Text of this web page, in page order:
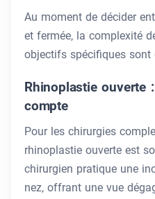
Au moment de décider
et fermée, la complexité
objectifs spécifiques sont
Rhinoplastie ouverte
compte
Pour les chirurgies
rhinoplastie ouverte est
chirurgien pratique une
nez, offrant une vue